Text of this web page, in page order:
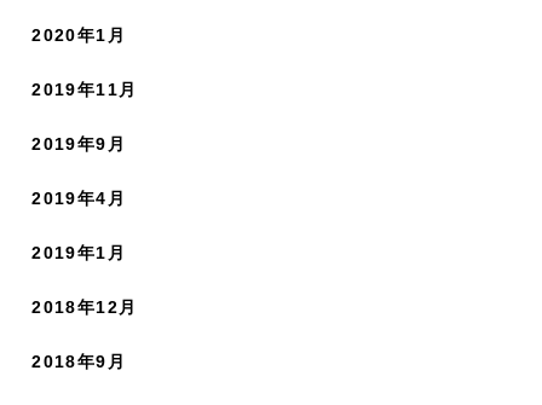
2020年1月
2019年11月
2019年9月
2019年4月
2019年1月
2018年12月
2018年9月